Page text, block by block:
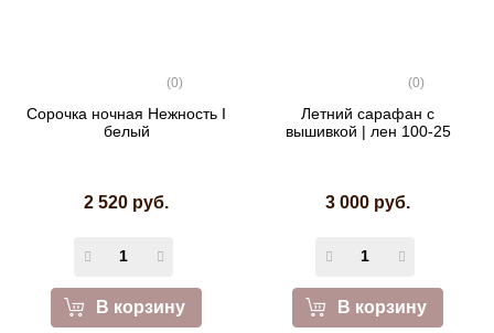
(0)
Сорочка ночная Нежность I
белый
2 520 руб.
В корзину
(0)
Летний сарафан с
вышивкой | лен 100-25
3 000 руб.
В корзину